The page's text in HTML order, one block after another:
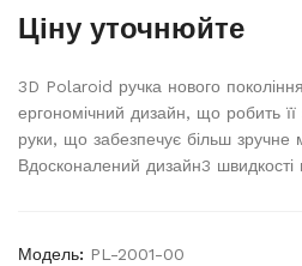
Ціну уточнюйте
3D Polaroid ручка нового
ергономічний дизайн, що робить
руки, що забезпечує більш зручне
Вдосконалений дизайн3 швидкості
Модель: PL-2001-00